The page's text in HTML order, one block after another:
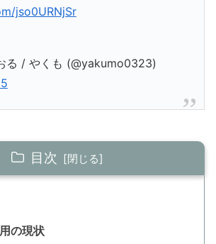
jso0URNjSr
る / やくも (@yakumo0323)
目次
の現状